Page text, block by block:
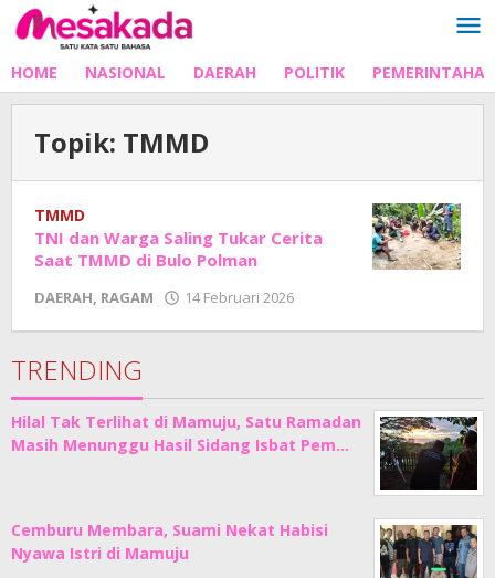
Lewati
ke
HOME NASIONAL DAERAH POLITIK
Topik: TMMD
TMMD
TNI dan Warga Saling Tukar Cerita
Saat TMMD di Bulo Polman
DAERAH, RAGAM 14 Februari 2026
Junaedi
TRENDING
Hilal Tak Terlihat di Mamuju, Satu Ramadan
Masih Menunggu Hasil Sidang Isbat Pem…
Cemburu Membara, Suami Nekat Habisi
Nyawa Istri di Mamuju